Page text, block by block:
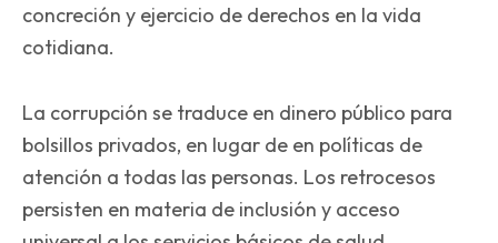
concreción y ejercicio de derechos en la vida
cotidiana.
La corrupción se traduce en dinero público para
bolsillos privados, en lugar de en políticas de
atención a todas las personas. Los retrocesos
persisten en materia de inclusión y acceso